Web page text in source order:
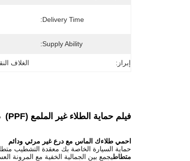
Delivery Time:
Supply Ability:
إبراز: الغلاف
فيلم حماية الطلاء غير الملمع (PPF) ‬ دفاع غير متنازل عن التشطيبات غير اللامعة
احمي طلاءك الماس مع درع غير مرئي ودائم
حماية السيارة الخاصة بك معقدة التشطيب
متطاطيجمع بين الجمالية الخفية مع المرونة